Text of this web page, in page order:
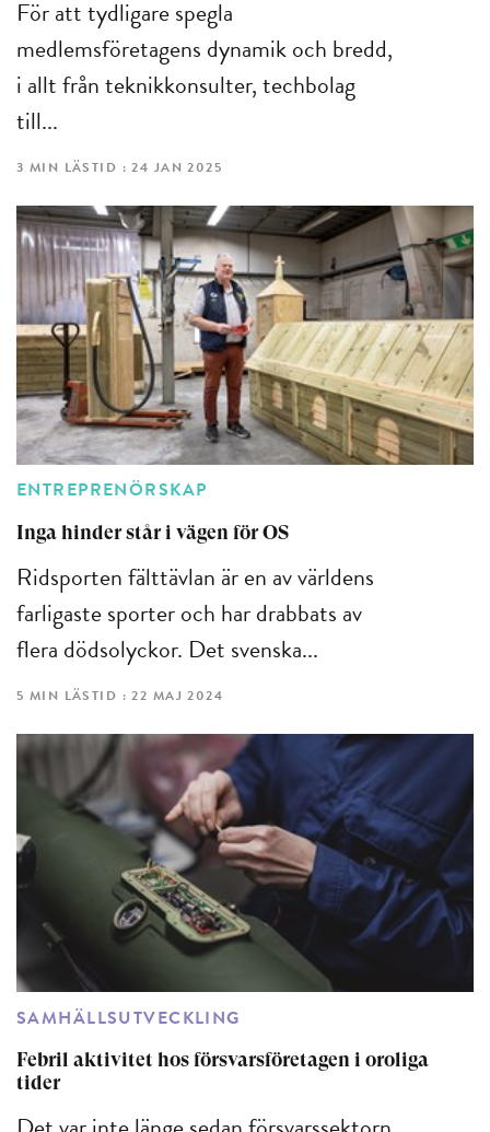
För att tydligare spegla
medlemsföretagens dynamik och bredd,
i allt från teknikkonsulter, techbolag
till...
3 MIN LÄSTID : 24 JAN 2025
ENTREPRENÖRSKAP
Inga hinder står i vägen för OS
Ridsporten fälttävlan är en av världens
farligaste sporter och har drabbats av
flera dödsolyckor. Det svenska...
5 MIN LÄSTID : 22 MAJ 2024
SAMHÄLLSUTVECKLING
Febril aktivitet hos försvarsföretagen i oroliga
tider